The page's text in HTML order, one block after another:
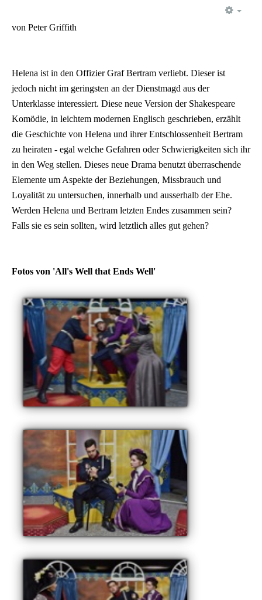
von Peter Griffith
Helena ist in den Offizier Graf Bertram verliebt. Dieser ist
jedoch nicht im geringsten an der Dienstmagd aus der
Unterklasse interessiert. Diese neue Version der Shakespeare
Komödie, in leichtem modernen Englisch geschrieben, erzählt
die Geschichte von Helena und ihrer Entschlossenheit Bertram
zu heiraten - egal welche Gefahren oder Schwierigkeiten sich ihr
in den Weg stellen. Dieses neue Drama benutzt überraschende
Elemente um Aspekte der Beziehungen, Missbrauch und
Loyalität zu untersuchen, innerhalb und ausserhalb der Ehe.
Werden Helena und Bertram letzten Endes zusammen sein?
Falls sie es sein sollten, wird letztlich alles gut gehen?
Fotos von 'All's Well that Ends Well'